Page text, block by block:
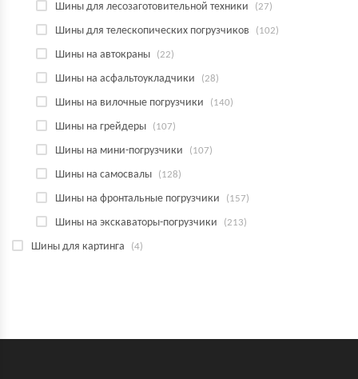
Шины для лесозаготовительной техники (27)
Шины для телескопических погрузчиков (102)
Шины на автокраны (22)
Шины на асфальтоукладчики (28)
Шины на вилочные погрузчики (140)
Шины на грейдеры (107)
Шины на мини-погрузчики (107)
Шины на самосвалы (128)
Шины на фронтальные погрузчики (157)
Шины на экскаваторы-погрузчики (213)
Шины для картинга (4)